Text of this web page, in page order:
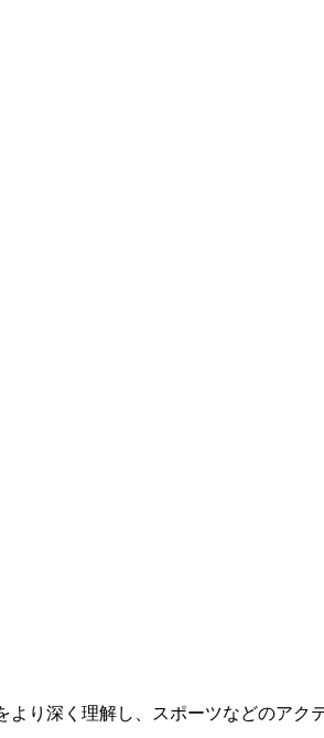
り深く理解し、スポーツなどのアク